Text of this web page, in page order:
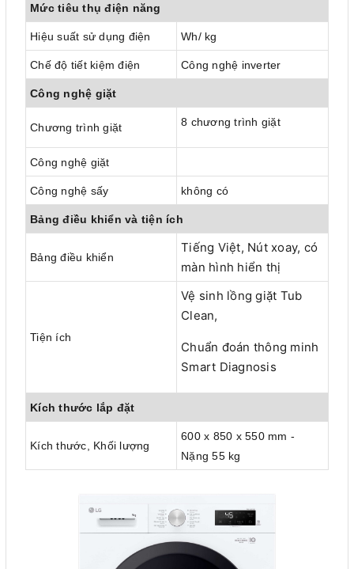
Mức tiêu thụ điện năng
Hiệu suất sử dụng điện Wh/ kg
Chế độ tiết kiệm điện Công nghệ inverter
Công nghệ giặt
Chương trình giặt 8 chương trình giặt
Công nghệ giặt
Công nghệ sấy không có
Bảng điều khiển và tiện ích
Bảng điều khiển
Tiếng Việt, Nút xoay, có
màn hình hiển thị
Tiện ích
Vệ sinh lồng giặt Tub
Clean,
Chuẩn đoán thông minh
Smart Diagnosis
Kích thước lắp đặt
Kích thước, Khối lượng
600 x 850 x 550 mm -
Nặng 55 kg